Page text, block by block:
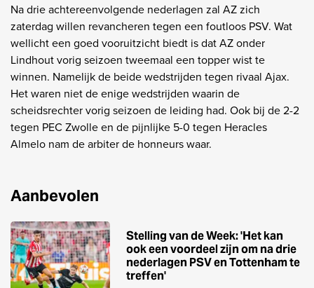
Na drie achtereenvolgende nederlagen zal AZ zich
zaterdag willen revancheren tegen een foutloos PSV. Wat
wellicht een goed vooruitzicht biedt is dat AZ onder
Lindhout vorig seizoen tweemaal een topper wist te
winnen. Namelijk de beide wedstrijden tegen rivaal Ajax.
Het waren niet de enige wedstrijden waarin de
scheidsrechter vorig seizoen de leiding had. Ook bij de 2-2
tegen PEC Zwolle en de pijnlijke 5-0 tegen Heracles
Almelo nam de arbiter de honneurs waar.
Aanbevolen
Stelling van de Week: 'Het kan
ook een voordeel zijn om na drie
nederlagen PSV en Tottenham te
treffen'